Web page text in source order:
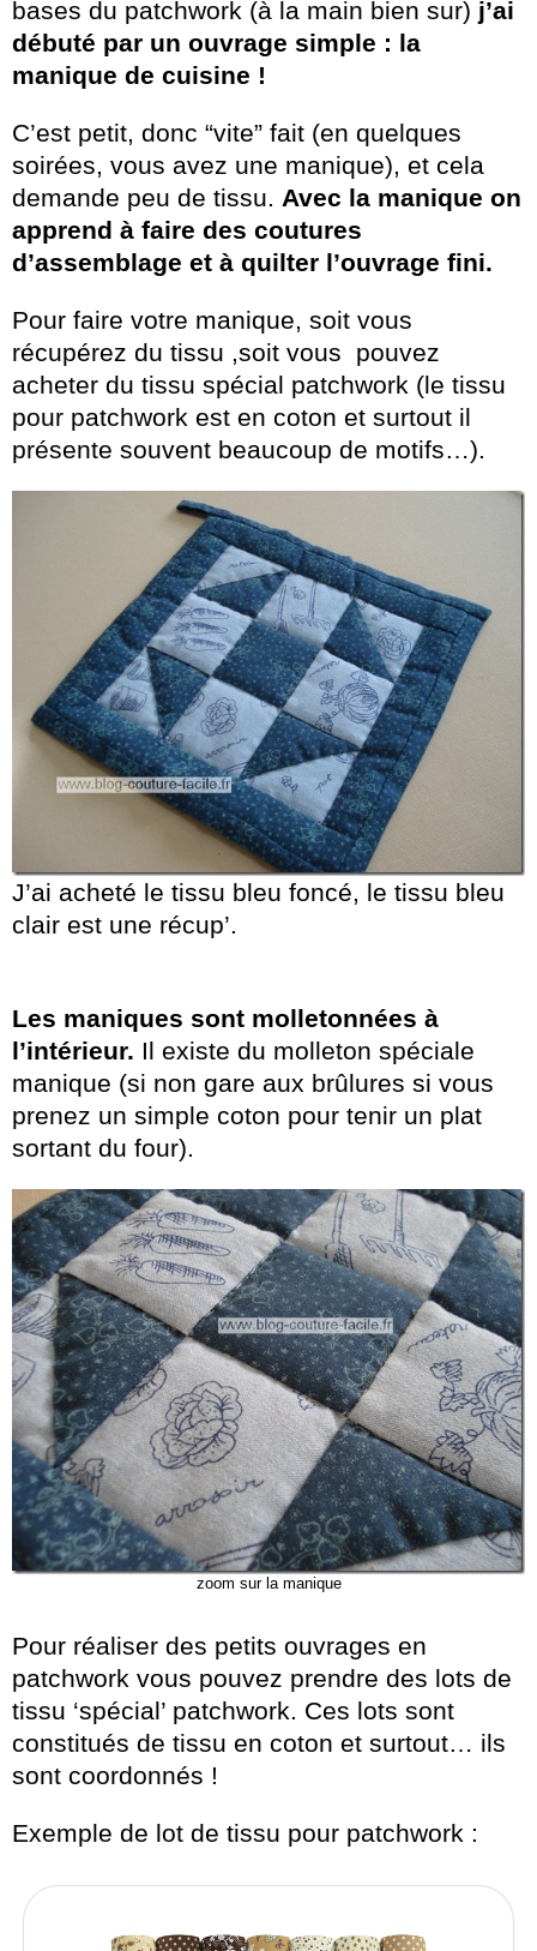
bases du patchwork (à la main bien sur) j’ai
débuté par un ouvrage simple : la
manique de cuisine !
C’est petit, donc “vite” fait (en quelques
soirées, vous avez une manique), et cela
demande peu de tissu. Avec la manique on
apprend à faire des coutures
d’assemblage et à quilter l’ouvrage fini.
Pour faire votre manique, soit vous
récupérez du tissu ,soit vous pouvez
acheter du tissu spécial patchwork (le tissu
pour patchwork est en coton et surtout il
présente souvent beaucoup de motifs…).
J’ai acheté le tissu bleu foncé, le tissu bleu
clair est une récup’.
Les maniques sont molletonnées à
l’intérieur. Il existe du molleton spéciale
manique (si non gare aux brûlures si vous
prenez un simple coton pour tenir un plat
sortant du four).
zoom sur la manique
Pour réaliser des petits ouvrages en
patchwork vous pouvez prendre des lots de
tissu ‘spécial’ patchwork. Ces lots sont
constitués de tissu en coton et surtout… ils
sont coordonnés !
Exemple de lot de tissu pour patchwork :